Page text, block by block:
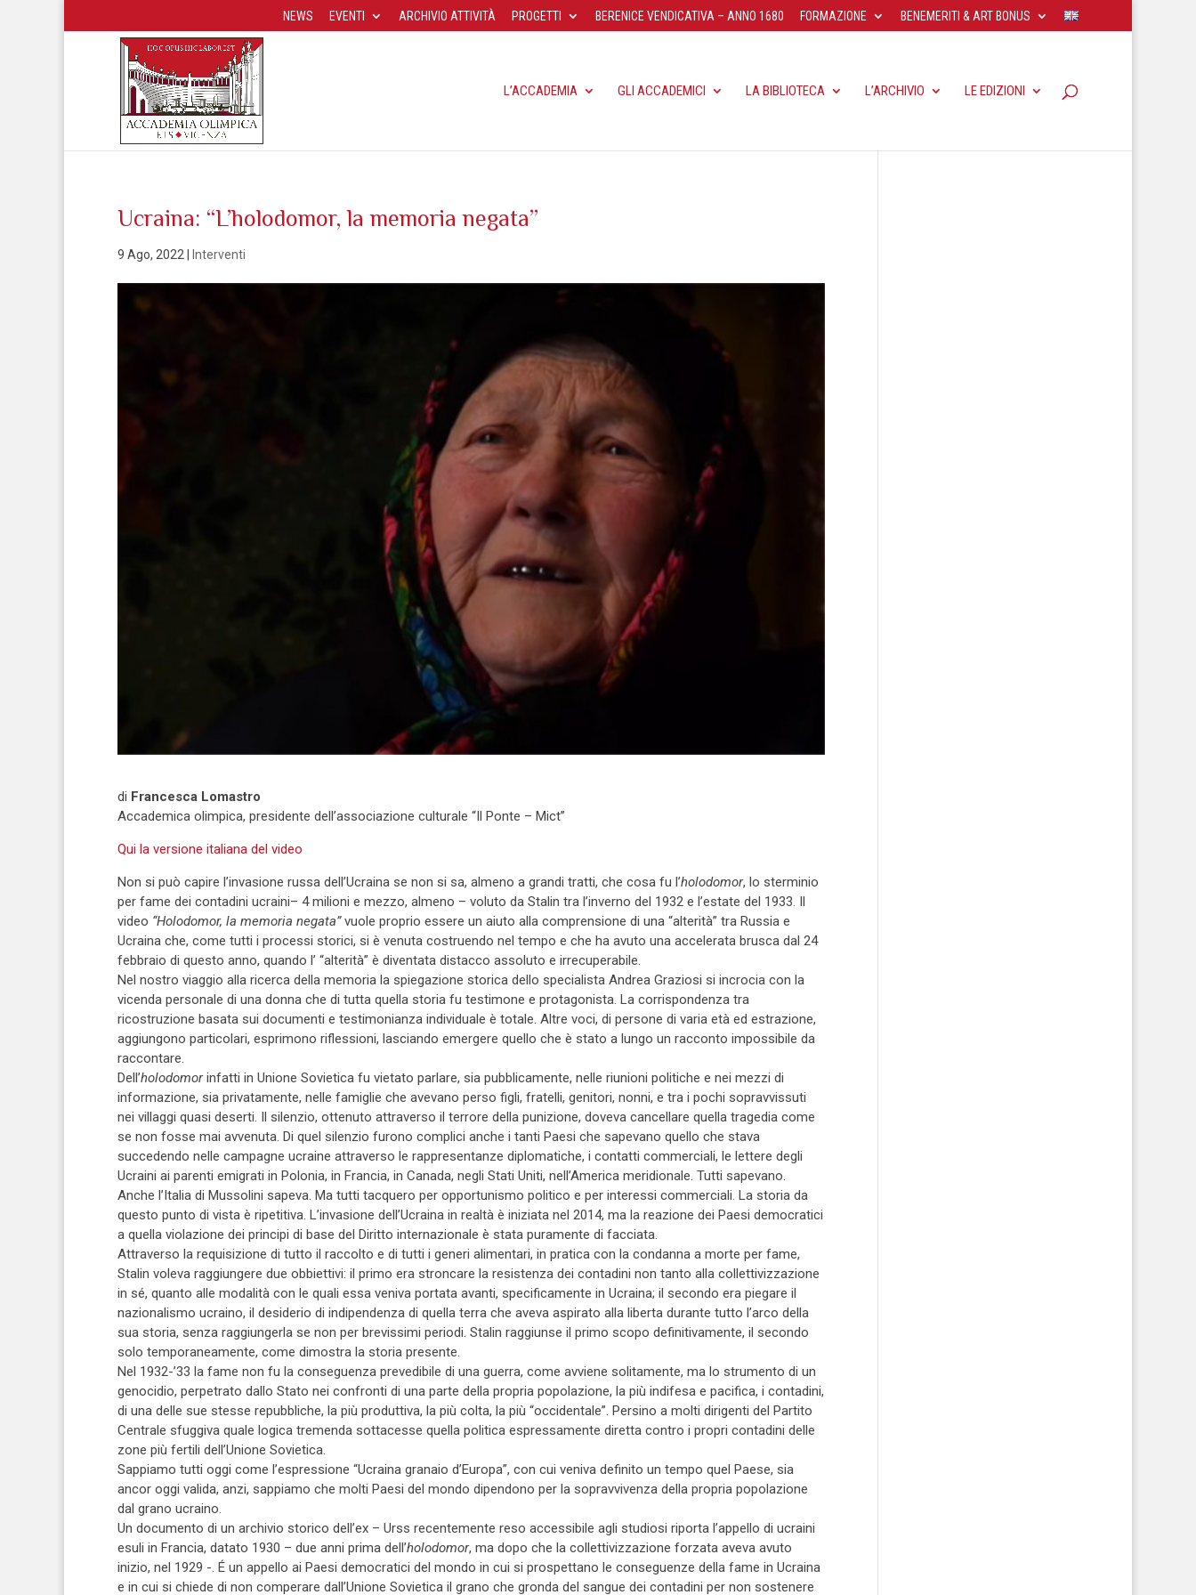
NEWS EVENTI ARCHIVIO ATTIVITÀ PROGETTI BERENICE VENDICATIVA – ANNO 1680 FORMAZIONE BENEMERITI & ART BONUS
L’ACCADEMIA GLI ACCADEMICI LA BIBLIOTECA L’ARCHIVIO LE EDIZIONI
Ucraina: “L’holodomor, la memoria negata”
9 Ago, 2022 Interventi
di Francesca Lomastro
Accademica olimpica, presidente dell’associazione culturale “Il Ponte – Mict”
Qui la versione italiana del video
Non si può capire l’invasione russa dell’Ucraina se non si sa, almeno a grandi tratti, che cosa fu l’holodomor, lo sterminio
per fame dei contadini ucraini– 4 milioni e mezzo, almeno – voluto da Stalin tra l’inverno del 1932 e l’estate del 1933. Il
video “Holodomor, la memoria negata”vuole proprio essere un aiuto alla comprensione di una “alterità” tra Russia e
Ucraina che, come tutti i processi storici, si è venuta costruendo nel tempo e che ha avuto una accelerata brusca dal 24
febbraio di questo anno, quando l’ “alterità” è diventata distacco assoluto e irrecuperabile.
Nel nostro viaggio alla ricerca della memoria la spiegazione storica dello specialista Andrea Graziosi si incrocia con la
vicenda personale di una donna che di tutta quella storia fu testimone e protagonista. La corrispondenza tra
ricostruzione basata sui documenti e testimonianza individuale è totale. Altre voci, di persone di varia età ed estrazione,
aggiungono particolari, esprimono riflessioni, lasciando emergere quello che è stato a lungo un racconto impossibile da
raccontare.
Dell’holodomorinfatti in Unione Sovietica fu vietato parlare, sia pubblicamente, nelle riunioni politiche e nei mezzi di
informazione, sia privatamente, nelle famiglie che avevano perso figli, fratelli, genitori, nonni, e tra i pochi sopravvissuti
nei villaggi quasi deserti. Il silenzio, ottenuto attraverso il terrore della punizione, doveva cancellare quella tragedia come
se non fosse mai avvenuta. Di quel silenzio furono complici anche i tanti Paesi che sapevano quello che stava
succedendo nelle campagne ucraine attraverso le rappresentanze diplomatiche, i contatti commerciali, le lettere degli
Ucraini ai parenti emigrati in Polonia, in Francia, in Canada, negli Stati Uniti, nell’America meridionale. Tutti sapevano.
Anche l’Italia di Mussolini sapeva. Ma tutti tacquero per opportunismo politico e per interessi commerciali. La storia da
questo punto di vista è ripetitiva. L’invasione dell’Ucraina in realtà è iniziata nel 2014, ma la reazione dei Paesi democratici
a quella violazione dei principi di base del Diritto internazionale è stata puramente di facciata.
Attraverso la requisizione di tutto il raccolto e di tutti i generi alimentari, in pratica con la condanna a morte per fame,
Stalin voleva raggiungere due obbiettivi: il primo era stroncare la resistenza dei contadini non tanto alla collettivizzazione
in sé, quanto alle modalità con le quali essa veniva portata avanti, specificamente in Ucraina; il secondo era piegare il
nazionalismo ucraino, il desiderio di indipendenza di quella terra che aveva aspirato alla liberta durante tutto l’arco della
sua storia, senza raggiungerla se non per brevissimi periodi. Stalin raggiunse il primo scopo definitivamente, il secondo
solo temporaneamente, come dimostra la storia presente.
Nel 1932-’33 la fame non fu la conseguenza prevedibile di una guerra, come avviene solitamente, ma lo strumento di un
genocidio, perpetrato dallo Stato nei confronti di una parte della propria popolazione, la più indifesa e pacifica, i contadini,
di una delle sue stesse repubbliche, la più produttiva, la più colta, la più “occidentale”. Persino a molti dirigenti del Partito
Centrale sfuggiva quale logica tremenda sottacesse quella politica espressamente diretta contro i propri contadini delle
zone più fertili dell’Unione Sovietica.
Sappiamo tutti oggi come l’espressione “Ucraina granaio d’Europa”, con cui veniva definito un tempo quel Paese, sia
ancor oggi valida, anzi, sappiamo che molti Paesi del mondo dipendono per la sopravvivenza della propria popolazione
dal grano ucraino.
Un documento di un archivio storico dell’ex – Urss recentemente reso accessibile agli studiosi riporta l’appello di ucraini
esuli in Francia, datato 1930 – due anni prima dell’holodomor, ma dopo che la collettivizzazione forzata aveva avuto
inizio, nel 1929 -. É un appello ai Paesi democratici del mondo in cui si prospettano le conseguenze della fame in Ucraina
e in cui si chiede di non comperare dall’Unione Sovietica il grano che gronda del sangue dei contadini per non sostenere